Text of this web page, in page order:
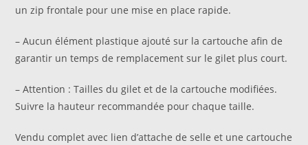
un zip frontale pour une mise en place rapide.
– Aucun élément plastique ajouté sur la cartouche afin de
garantir un temps de remplacement sur le gilet plus court.
– Attention : Tailles du gilet et de la cartouche modifiées.
Suivre la hauteur recommandée pour chaque taille.
Vendu complet avec lien d’attache de selle et une cartouche